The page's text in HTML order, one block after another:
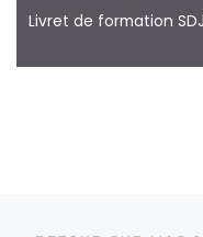
Livret de formation